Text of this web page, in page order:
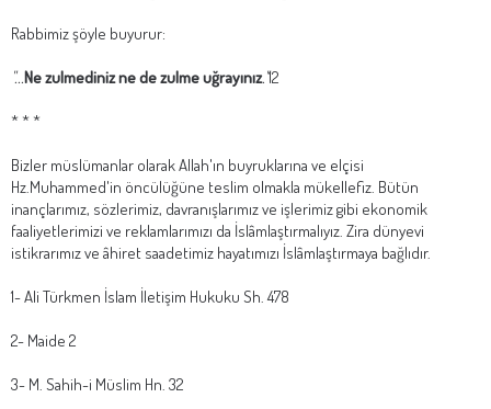
Rabbimiz şöyle buyurur:
"...Ne zulmediniz ne de zulme uğrayınız."12
* * *
Bizler müslümanlar olarak Allah'ın buyruklarına ve elçisi
Hz.Muhammed'in öncülüğüne teslim olmakla mükellefiz. Bütün
inançlarımız, sözlerimiz, davranışlarımız ve işlerimiz gibi ekonomik
faaliyetlerimizi ve reklamlarımızı da İslâmlaştırmalıyız. Zira dünyevi
istikrarımız ve âhiret saadetimiz hayatımızı İslâmlaştırmaya bağlıdır.
1- Ali Türkmen İslam İletişim Hukuku Sh. 478
2- Maide 2
3- M. Sahih-i Müslim Hn. 32